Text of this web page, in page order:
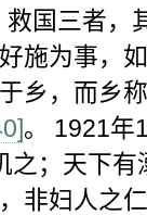
国三者，
施为事，
乡，而乡
。
1921年
之；天下
非妇人之